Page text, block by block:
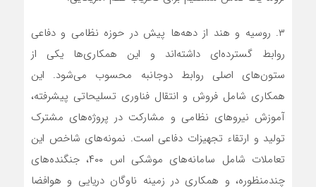
۳. روسیه و هند از دهه‌ها پیش در حوزه نظامی و دفاعی
روابط گسترده‌ای داشته‌اند و این همکاری‌ها یکی از
ستون‌های اصلی روابط دوجانبه محسوب می‌شود. این
همکاری شامل فروش و انتقال فناوری تسلیحاتی پیشرفته،
آموزش نیروهای نظامی و مشارکت در پروژه‌های مشترک
تولید و ارتقاء تجهیزات دفاعی است. نمونه‌های شاخص این
تعاملات شامل سامانه‌های موشکی اس ۴۰۰، جنگنده‌های
چندمنظوره، و همکاری در زمینه ناوگان دریایی و هوافضا